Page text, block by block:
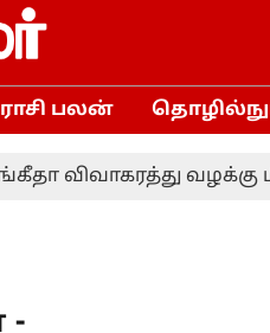
ராசி பலன்
வழக்கு
-